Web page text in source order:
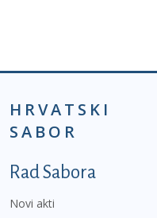
HRVATSKI
SABOR
Podnožje prvi
Rad Sabora
Novi akti